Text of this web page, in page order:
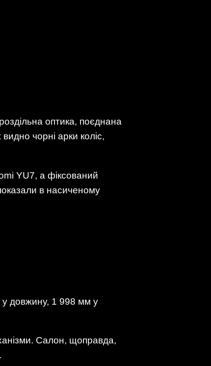
оптика, поєднана
чорні арки коліс,
YU7, а фіксований
в насиченому
у довжину, 1 998 мм у
Салон, щоправда,